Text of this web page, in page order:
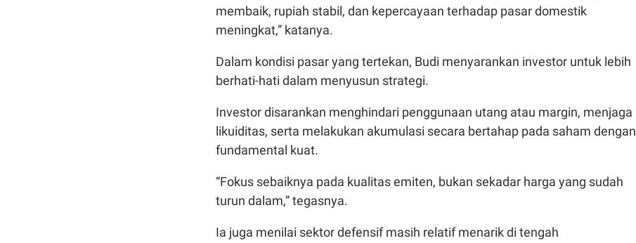
membaik, rupiah stabil, dan kepercayaan terhadap pasar domestik
meningkat,” katanya.
Dalam kondisi pasar yang tertekan, Budi menyarankan investor untuk lebih
berhati-hati dalam menyusun strategi.
Investor disarankan menghindari penggunaan utang atau margin, menjaga
likuiditas, serta melakukan akumulasi secara bertahap pada saham dengan
fundamental kuat.
“Fokus sebaiknya pada kualitas emiten, bukan sekadar harga yang sudah
turun dalam,” tegasnya.
Ia juga menilai sektor defensif masih relatif menarik di tengah